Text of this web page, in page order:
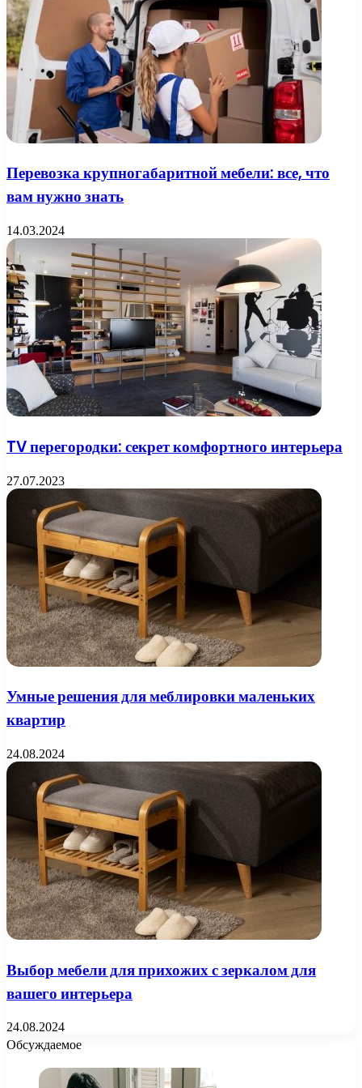
Перевозка крупногабаритной мебели: все, что
вам нужно знать
14.03.2024
TV перегородки: секрет комфортного интерьера
27.07.2023
Умные решения для меблировки маленьких
квартир
24.08.2024
Выбор мебели для прихожих с зеркалом для
вашего интерьера
24.08.2024
Обсуждаемое